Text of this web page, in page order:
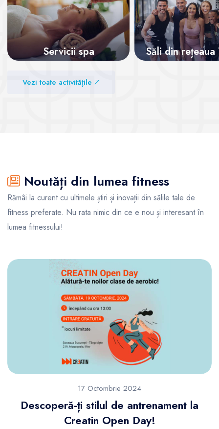
Servicii spa
Vezi sălile
Săli din rețeaua
Vezi toate activitățile
Noutăți din lumea fitness
Rămâi la curent cu ultimele știri și inovații din sălile tale de
fitness preferate. Nu rata nimic din ce e nou și interesant în
lumea fitnessului!
17 Octombrie 2024
Descoperă-ți stilul de antrenament la
Creatin Open Day!